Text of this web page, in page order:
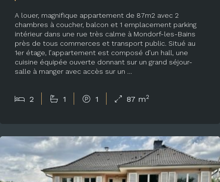
A louer, magnifique appartement de 87m2 avec 2
chambres à coucher, balcon et 1 emplacement parking
intérieur dans une rue très calme à Mondorf-les-Bains
près de tous commerces et transport public. Situé au
1er étage, l’appartement est composé d’un hall, une
cuisine équipée ouverte donnant sur un grand séjour-
salle à manger avec accès sur un …
2 1 1 87 m2